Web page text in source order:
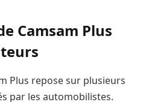
Camsam Plus
Plus repose sur plusieurs
par les automobilistes.